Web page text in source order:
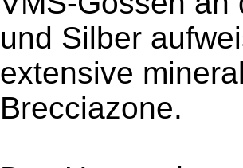
und Silber
extensive
Brecciazone.